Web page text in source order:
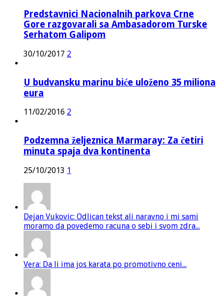
Predstavnici Nacionalnih parkova Crne
Gore razgovarali sa Ambasadorom Turske
Serhatom Galipom
30/10/2017 2
U budvansku marinu biće uloženo 35 miliona
eura
11/02/2016 2
Podzemna željeznica Marmaray: Za četiri
minuta spaja dva kontinenta
25/10/2013 1
Dejan Vukovic: Odlican tekst ali naravno i mi sami
moramo da povedemo racuna o sebi i svom zdra...
Vera: Da li ima jos karata po promotivno ceni...